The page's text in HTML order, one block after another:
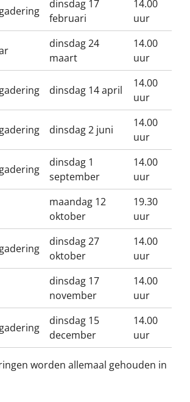
dinsdag 17
februari
14.00
uur
dinsdag 24
maart
14.00
uur
dinsdag 14 april
14.00
uur
dinsdag 2 juni
14.00
uur
dinsdag 1
september
14.00
uur
maandag 12
oktober
19.30
uur
dinsdag 27
oktober
14.00
uur
dinsdag 17
november
14.00
uur
dinsdag 15
december
14.00
uur
worden allemaal gehouden in